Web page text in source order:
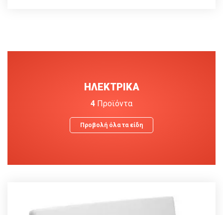
ΗΛΕΚΤΡΙΚΑ
4 Προϊόντα
Προβολή όλα τα είδη